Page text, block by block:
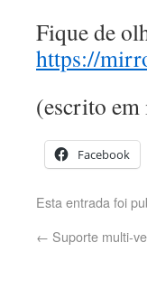
Fique de
https://
(escrito
Facebook
Esta entrada foi
← Suporte multi-